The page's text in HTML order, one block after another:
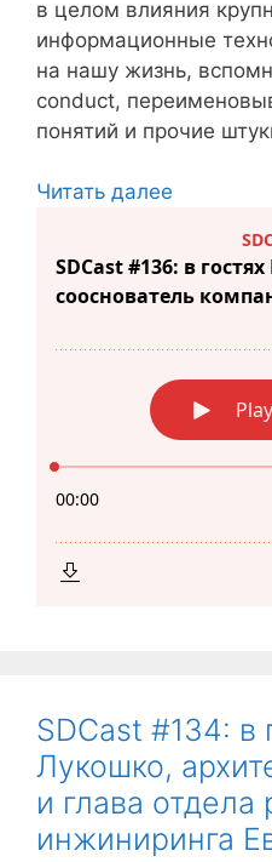
в целом влияния
информационные
на нашу жизнь,
conduct,
понятий и прочие
Читать далее
SDCast #134: в
Лукошко,
и глава отдела
инжиниринга